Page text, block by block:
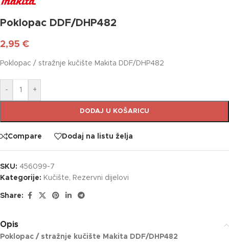
Poklopac DDF/DHP482
2,95 €
Poklopac / stražnje kučište Makita DDF/DHP482
- +
DODAJ U KOŠARICU
Compare Dodaj na listu želja
SKU: 456099-7
Kategorije: Kučište, Rezervni dijelovi
Share:
Opis
Poklopac / stražnje kučište Makita DDF/DHP482